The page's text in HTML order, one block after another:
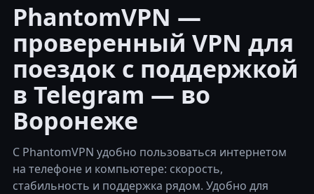
PhantomVPN —
проверенный VPN для
поездок с поддержкой
в Telegram — во
Воронеже
С PhantomVPN удобно пользоваться интернетом
на телефоне и компьютере: скорость,
стабильность и поддержка рядом. Удобно для